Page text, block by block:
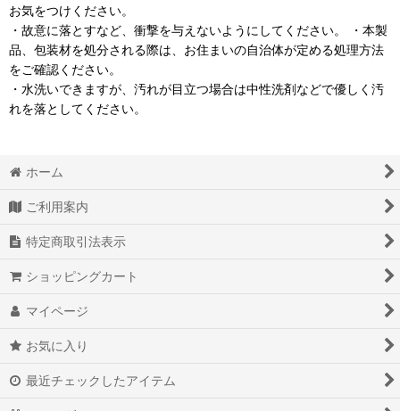
お気をつけください。
・故意に落とすなど、衝撃を与えないようにしてください。 ・本製
品、包装材を処分される際は、お住まいの自治体が定める処理方法
をご確認ください。
・水洗いできますが、汚れが目立つ場合は中性洗剤などで優しく汚
れを落としてください。
ホーム
ご利用案内
特定商取引法表示
ショッピングカート
マイページ
お気に入り
最近チェックしたアイテム